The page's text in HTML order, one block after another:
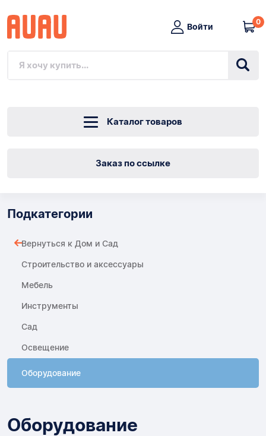
Войти
0
Каталог товаров
Заказ по ссылке
Подкатегории
Вернуться к Дом и Сад
Строительство и аксессуары
Мебель
Инструменты
Сад
Освещение
Оборудование
Оборудование